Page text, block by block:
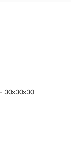
- 30x30x30